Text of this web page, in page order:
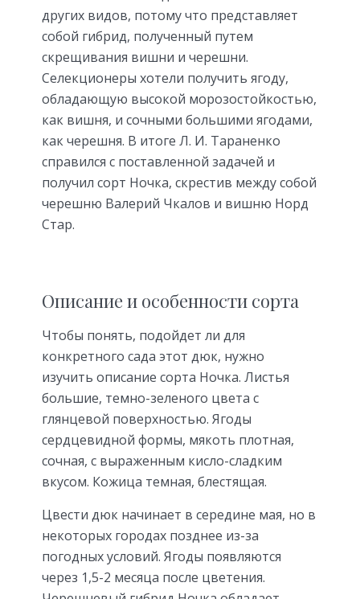
других видов, потому что представляет
собой гибрид, полученный путем
скрещивания вишни и черешни.
Селекционеры хотели получить ягоду,
обладающую высокой морозостойкостью,
как вишня, и сочными большими ягодами,
как черешня. В итоге Л. И. Тараненко
справился с поставленной задачей и
получил сорт Ночка, скрестив между собой
черешню Валерий Чкалов и вишню Норд
Стар.
Описание и особенности сорта
Чтобы понять, подойдет ли для
конкретного сада этот дюк, нужно
изучить описание сорта Ночка. Листья
большие, темно-зеленого цвета с
глянцевой поверхностью. Ягоды
сердцевидной формы, мякоть плотная,
сочная, с выраженным кисло-сладким
вкусом. Кожица темная, блестящая.
Цвести дюк начинает в середине мая, но в
некоторых городах позднее из-за
погодных условий. Ягоды появляются
через 1,5-2 месяца после цветения.